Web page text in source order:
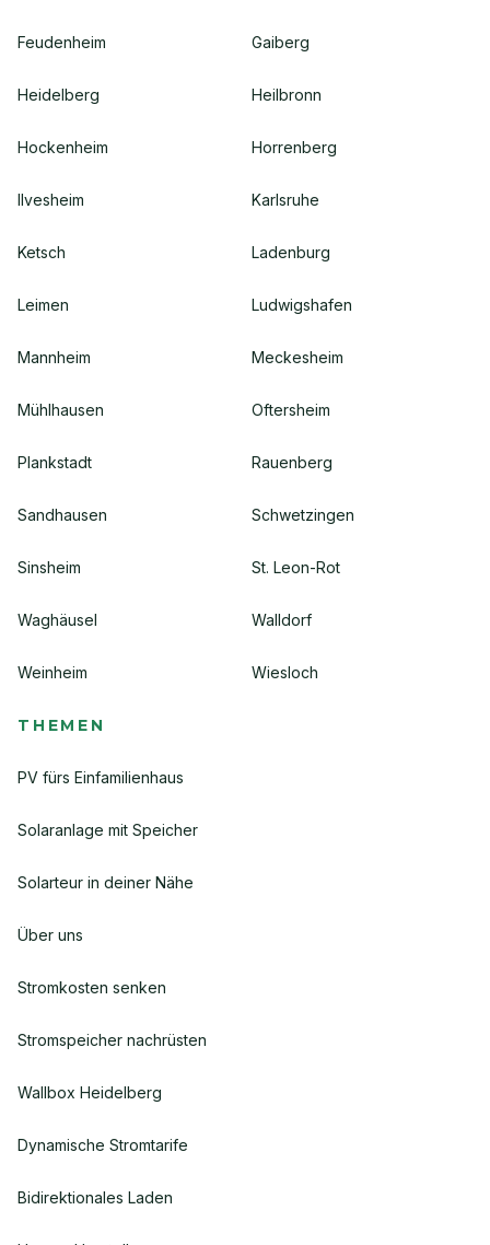
Feudenheim Gaiberg
Heidelberg Heilbronn
Hockenheim Horrenberg
Ilvesheim Karlsruhe
Ketsch Ladenburg
Leimen Ludwigshafen
Mannheim Meckesheim
Mühlhausen Oftersheim
Plankstadt Rauenberg
Sandhausen Schwetzingen
Sinsheim St. Leon-Rot
Waghäusel Walldorf
Weinheim Wiesloch
THEMEN
PV fürs Einfamilienhaus
Solaranlage mit Speicher
Solarteur in deiner Nähe
Über uns
Stromkosten senken
Stromspeicher nachrüsten
Wallbox Heidelberg
Dynamische Stromtarife
Bidirektionales Laden